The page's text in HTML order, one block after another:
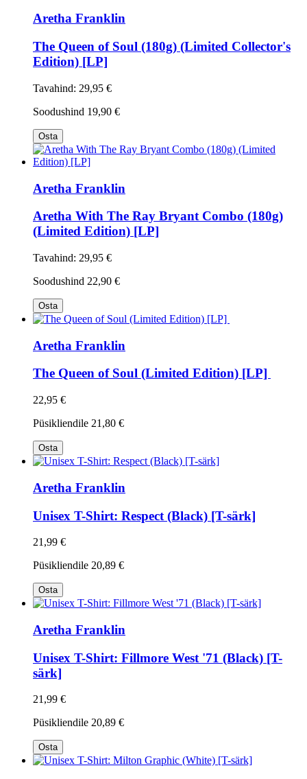
Aretha Franklin
The Queen of Soul (180g) (Limited Collector's
Edition) [LP]
Tavahind: 29,95 €
Soodushind 19,90 €
Osta
Aretha Franklin
Aretha With The Ray Bryant Combo (180g)
(Limited Edition) [LP]
Tavahind: 29,95 €
Soodushind 22,90 €
Osta
Aretha Franklin
The Queen of Soul (Limited Edition) [LP]
22,95 €
Püsikliendile 21,80 €
Osta
Aretha Franklin
Unisex T-Shirt: Respect (Black) [T-särk]
21,99 €
Püsikliendile 20,89 €
Osta
Aretha Franklin
Unisex T-Shirt: Fillmore West '71 (Black) [T-
särk]
21,99 €
Püsikliendile 20,89 €
Osta